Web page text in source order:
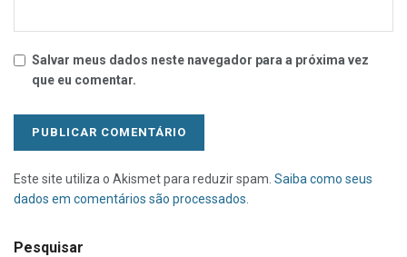
Salvar meus dados neste navegador para a próxima vez
que eu comentar.
Este site utiliza o Akismet para reduzir spam. Saiba como seus
dados em comentários são processados.
Pesquisar